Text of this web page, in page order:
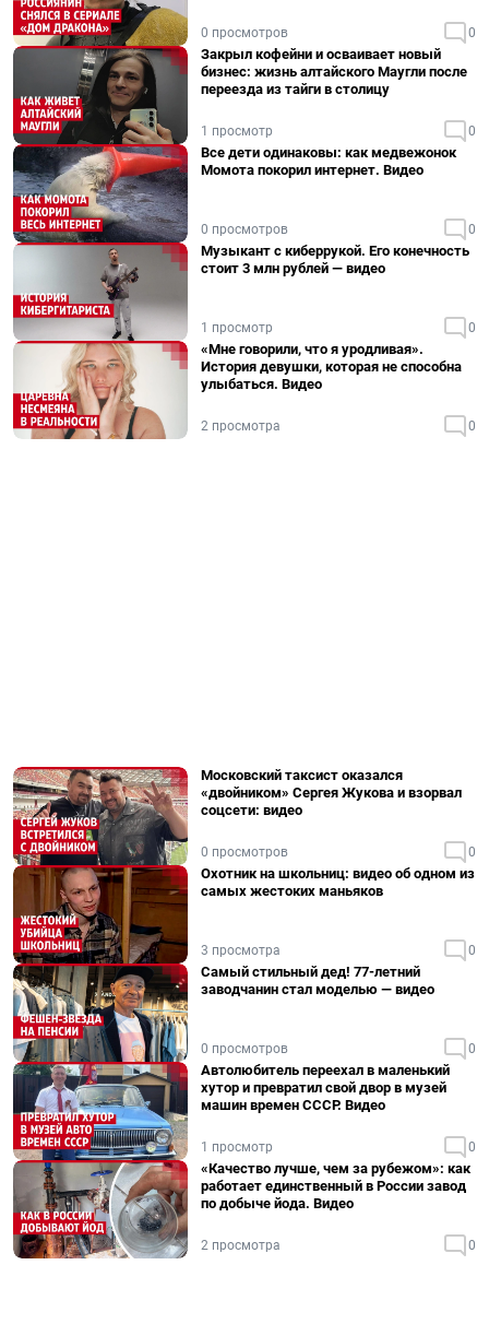
0 просмотров 0
Закрыл кофейни и осваивает новый
бизнес: жизнь алтайского Маугли после
переезда из тайги в столицу
1 просмотр 0
Все дети одинаковы: как медвежонок
Момота покорил интернет. Видео
0 просмотров 0
Музыкант с киберрукой. Его конечность
стоит 3 млн рублей — видео
1 просмотр 0
«Мне говорили, что я уродливая».
История девушки, которая не способна
улыбаться. Видео
2 просмотра 0
Московский таксист оказался
«двойником» Сергея Жукова и взорвал
соцсети: видео
0 просмотров 0
Охотник на школьниц: видео об одном из
самых жестоких маньяков
3 просмотра 0
Самый стильный дед! 77-летний
заводчанин стал моделью — видео
0 просмотров 0
Автолюбитель переехал в маленький
хутор и превратил свой двор в музей
машин времен СССР. Видео
1 просмотр 0
«Качество лучше, чем за рубежом»: как
работает единственный в России завод
по добыче йода. Видео
2 просмотра 0